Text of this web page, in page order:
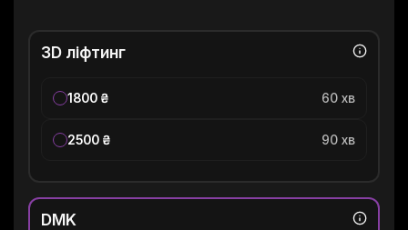
3D ліфтинг
1800 ₴ 60 хв
2500 ₴ 90 хв
DMK